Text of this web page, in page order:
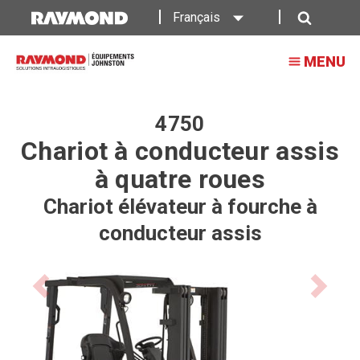
Chariot
élévateur
conducteur
4750
Raymond
Français
MENU
4750
Chariot à conducteur assis
à quatre roues
Chariot élévateur à fourche à
conducteur assis
Previous
product
image
Next